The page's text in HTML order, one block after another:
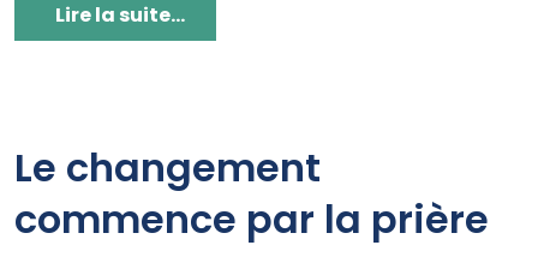
Lire la suite...
Le changement
commence par la prière